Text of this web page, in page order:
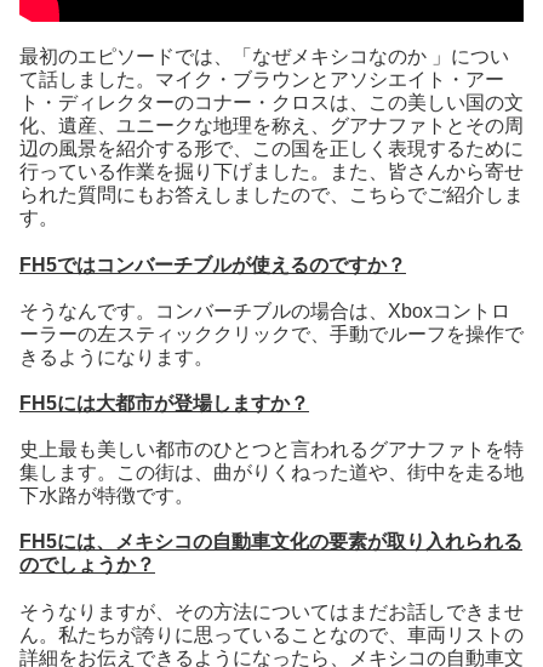
最初のエピソードでは、「なぜメキシコなのか 」につい
て話しました。マイク・ブラウンとアソシエイト・アー
ト・ディレクターのコナー・クロスは、この美しい国の文
化、遺産、ユニークな地理を称え、グアナファトとその周
辺の風景を紹介する形で、この国を正しく表現するために
行っている作業を掘り下げました。また、皆さんから寄せ
られた質問にもお答えしましたので、こちらでご紹介しま
す。
FH5ではコンバーチブルが使えるのですか？
そうなんです。コンバーチブルの場合は、Xboxコントロ
ーラーの左スティッククリックで、手動でルーフを操作で
きるようになります。
FH5には大都市が登場しますか？
史上最も美しい都市のひとつと言われるグアナファトを特
集します。この街は、曲がりくねった道や、街中を走る地
下水路が特徴です。
FH5には、メキシコの自動車文化の要素が取り入れられる
のでしょうか？
そうなりますが、その方法についてはまだお話しできませ
ん。私たちが誇りに思っていることなので、車両リストの
詳細をお伝えできるようになったら、メキシコの自動車文